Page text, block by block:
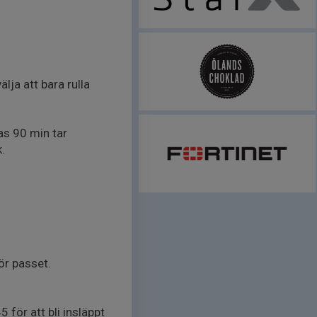
att bara rulla
90 min tar
passet.
för att bli insläppt